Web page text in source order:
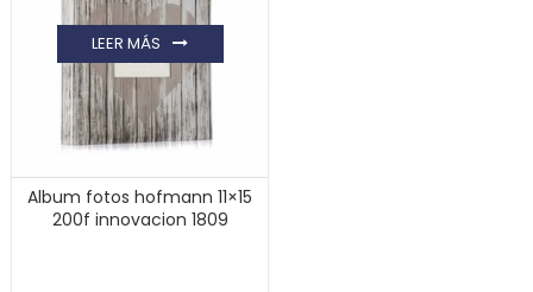
Album fotos hofmann 11×15
200f innovacion 1809
LEER MÁS